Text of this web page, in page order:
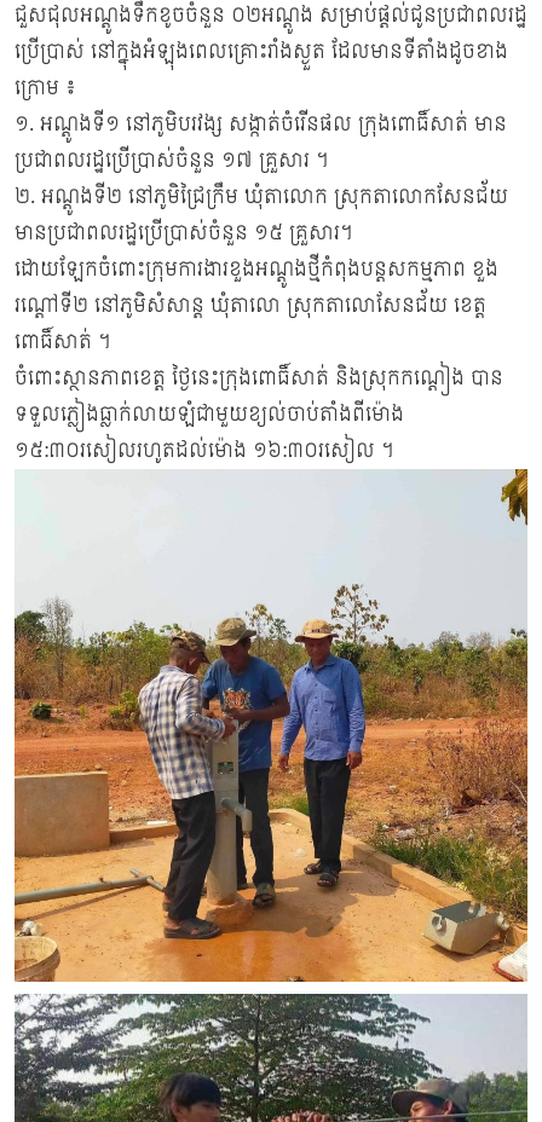
ជួសជុលអណ្ដូងទឹកខូចចំនួន ០២អណ្ដូង សម្រាប់ផ្តល់ជូនប្រជាពលរដ្ឋ
ប្រើប្រាស់ នៅក្នុងអំឡុងពេលគ្រោះរាំងស្ងួត ដែលមានទីតាំងដូចខាង
ក្រោម ៖
១. អណ្តូងទី១ នៅភូមិបរវង្ស សង្កាត់ចំរើនផល ក្រុងពោធិ៍សាត់ មាន
ប្រជាពលរដ្ឋប្រើប្រាស់ចំនួន ១៧ គ្រួសារ ។
២. អណ្តូងទី២ នៅភូមិជ្រៃក្រឹម ឃុំតាលោក ស្រុកតាលោកសែនជ័យ
មានប្រជាពលរដ្ឋប្រើប្រាស់ចំនួន ១៥ គ្រួសារ។
ដោយឡែកចំពោះក្រុមការងារខួងអណ្តូងថ្មីកំពុងបន្តសកម្មភាព ខួង
រណ្តៅទី២ នៅភូមិសំសាន្ត ឃុំតាលោ ស្រុកតាលោសែនជ័យ ខេត្ត
ពោធិ៍សាត់ ។
ចំពោះស្ថានភាពខេត្ត ថ្ងៃនេះក្រុងពោធិ៍សាត់ និងស្រុកកណ្តៀង បាន
ទទួលភ្លៀងធ្លាក់លាយឡំជាមួយខ្យល់ចាប់តាំងពីម៉ោង
១៥:៣០រសៀលរហូតដល់ម៉ោង ១៦:៣០រសៀល ។